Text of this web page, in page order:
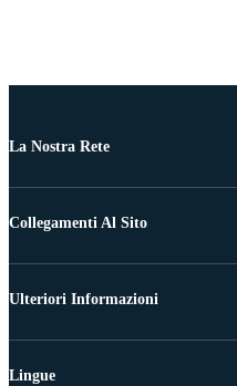
La Nostra Rete
Collegamenti Al Sito
Ulteriori Informazioni
Lingue